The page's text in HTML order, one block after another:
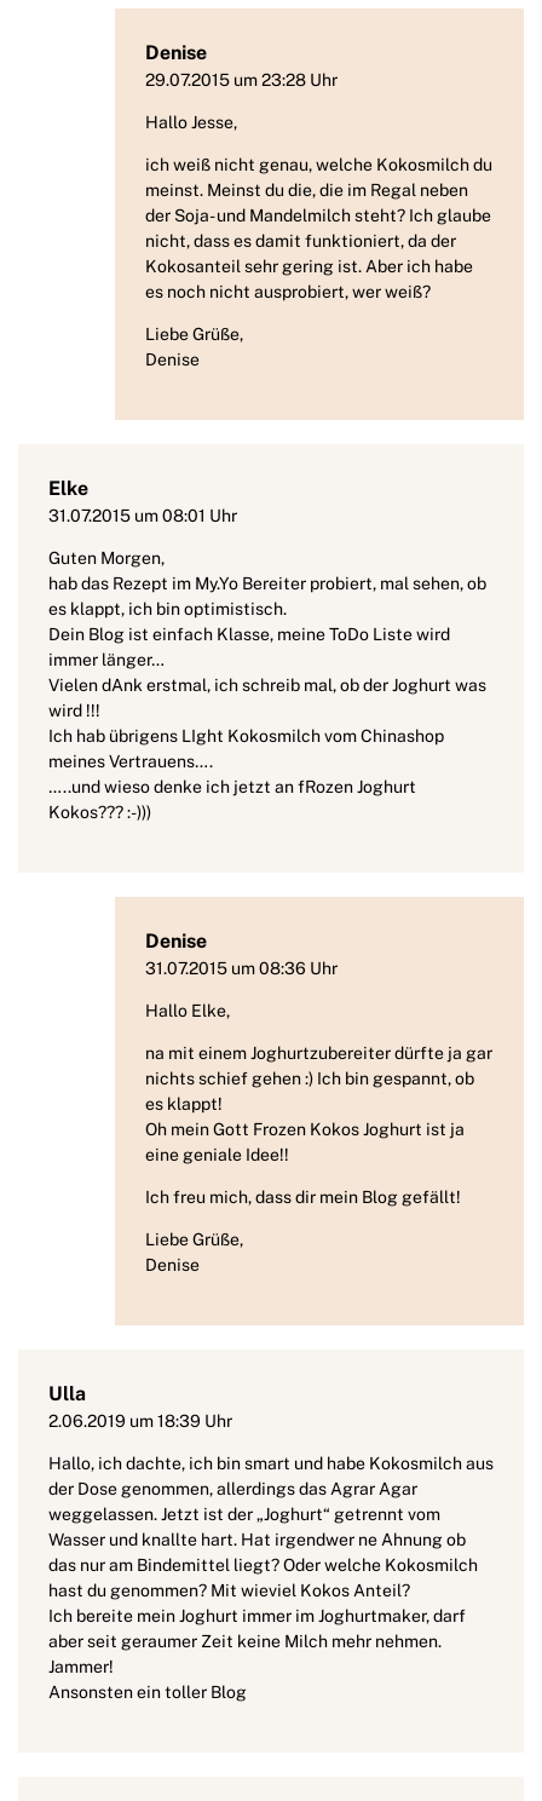
Denise
29.07.2015 um 23:28 Uhr
Hallo Jesse,
ich weiß nicht genau, welche Kokosmilch du
meinst. Meinst du die, die im Regal neben
der Soja- und Mandelmilch steht? Ich glaube
nicht, dass es damit funktioniert, da der
Kokosanteil sehr gering ist. Aber ich habe
es noch nicht ausprobiert, wer weiß?
Liebe Grüße,
Denise
Elke
31.07.2015 um 08:01 Uhr
Guten Morgen,
hab das Rezept im My.Yo Bereiter probiert, mal sehen, ob
es klappt, ich bin optimistisch.
Dein Blog ist einfach Klasse, meine ToDo Liste wird
immer länger…
Vielen dAnk erstmal, ich schreib mal, ob der Joghurt was
wird !!!
Ich hab übrigens LIght Kokosmilch vom Chinashop
meines Vertrauens….
…..und wieso denke ich jetzt an fRozen Joghurt
Kokos??? :-)))
Denise
31.07.2015 um 08:36 Uhr
Hallo Elke,
na mit einem Joghurtzubereiter dürfte ja gar
nichts schief gehen :) Ich bin gespannt, ob
es klappt!
Oh mein Gott Frozen Kokos Joghurt ist ja
eine geniale Idee!!
Ich freu mich, dass dir mein Blog gefällt!
Liebe Grüße,
Denise
Ulla
2.06.2019 um 18:39 Uhr
Hallo, ich dachte, ich bin smart und habe Kokosmilch aus
der Dose genommen, allerdings das Agrar Agar
weggelassen. Jetzt ist der „Joghurt“ getrennt vom
Wasser und knallte hart. Hat irgendwer ne Ahnung ob
das nur am Bindemittel liegt? Oder welche Kokosmilch
hast du genommen? Mit wieviel Kokos Anteil?
Ich bereite mein Joghurt immer im Joghurtmaker, darf
aber seit geraumer Zeit keine Milch mehr nehmen.
Jammer!
Ansonsten ein toller Blog